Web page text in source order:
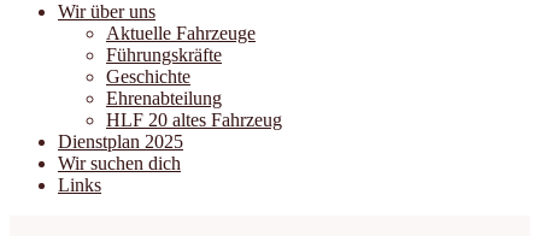
Wir über uns
Aktuelle Fahrzeuge
Führungskräfte
Geschichte
Ehrenabteilung
HLF 20 altes Fahrzeug
Dienstplan 2025
Wir suchen dich
Links